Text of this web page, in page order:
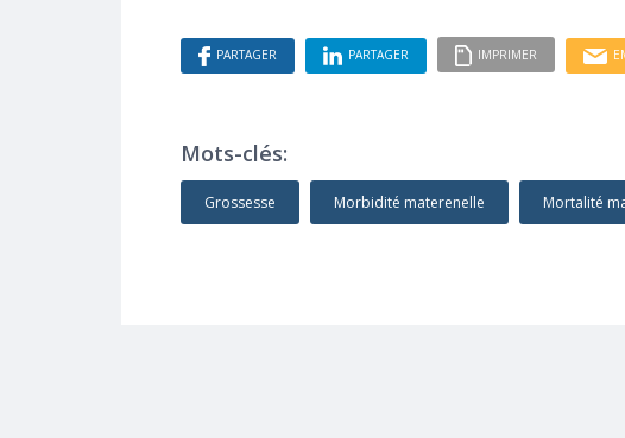
PARTAGER PARTAGER IMPRIMER
Mots-clés:
Grossesse Morbidité materenelle Mortalité